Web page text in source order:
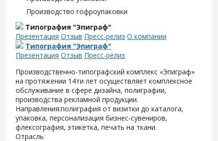
Производство гофроупаковки
Типография "Эпиграф"
Презентация Отзыв Пресс-релиз О компании
Типография "Эпиграф"
Презентация Отзыв Пресс-релиз
Производственно-типографский комплекс «Эпиграф»
на протяжении 14ти лет осуществляет комплексное
обслуживание в сфере дизайна, полиграфии,
производства рекламной продукции.
Направления:полиграфия от визитки до каталога,
упаковка, персонализация бизнес-сувениров,
флексография, этикетка, печать на ткани.
Отрасль